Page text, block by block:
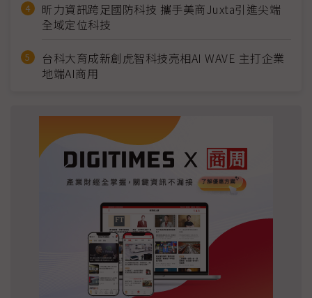
昕力資訊跨足國防科技 攜手美商Juxta引進尖端
全域定位科技
台科大育成新創虎智科技亮相AI WAVE 主打企業
地端AI商用